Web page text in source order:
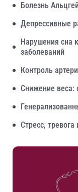
Болезнь
Депрессивные
Нарушения сна
заболеваний
Контроль
Снижение веса:
Стресс, тревога